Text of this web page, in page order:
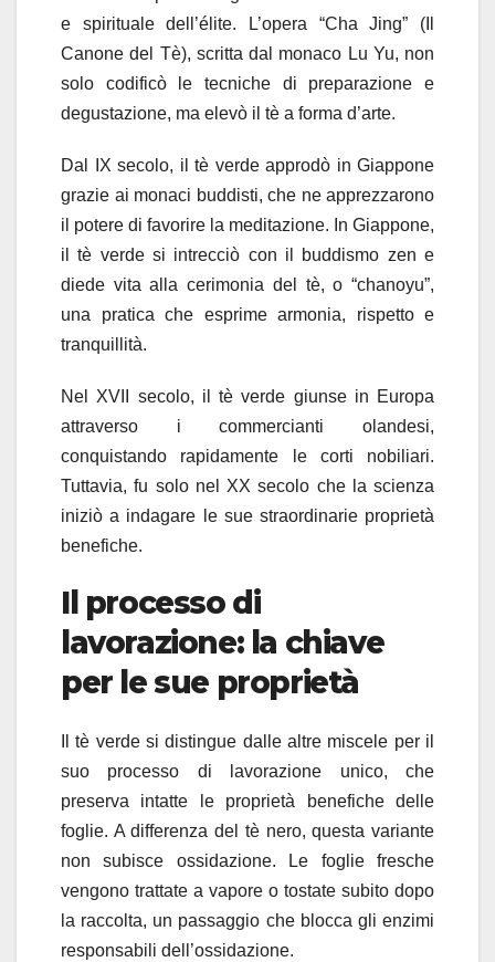
e spirituale dell’élite. L’opera “Cha Jing” (Il
Canone del Tè), scritta dal monaco Lu Yu, non
solo codificò le tecniche di preparazione e
degustazione, ma elevò il tè a forma d’arte.
Dal IX secolo, il tè verde approdò in Giappone
grazie ai monaci buddisti, che ne apprezzarono
il potere di favorire la meditazione. In Giappone,
il tè verde si intrecciò con il buddismo zen e
diede vita alla cerimonia del tè, o “chanoyu”,
una pratica che esprime armonia, rispetto e
tranquillità.
Nel XVII secolo, il tè verde giunse in Europa
attraverso i commercianti olandesi,
conquistando rapidamente le corti nobiliari.
Tuttavia, fu solo nel XX secolo che la scienza
iniziò a indagare le sue straordinarie proprietà
benefiche.
Il processo di
lavorazione: la chiave
per le sue proprietà
Il tè verde si distingue dalle altre miscele per il
suo processo di lavorazione unico, che
preserva intatte le proprietà benefiche delle
foglie. A differenza del tè nero, questa variante
non subisce ossidazione. Le foglie fresche
vengono trattate a vapore o tostate subito dopo
la raccolta, un passaggio che blocca gli enzimi
responsabili dell’ossidazione.